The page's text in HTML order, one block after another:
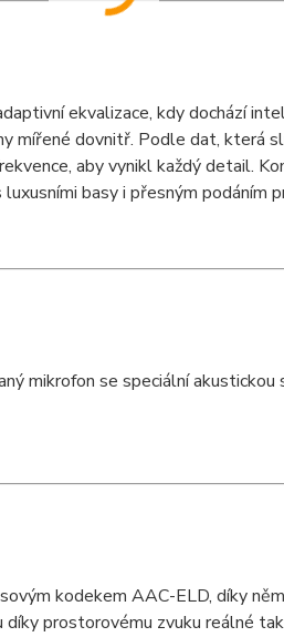
ekvalizace, kdy dochází
mířené dovnitř. Podle dat, která
aby vynikl každý detail.
basy i přesným podáním
mikrofon se speciální
kodekem AAC-ELD, díky
díky prostorovému zvuku reálné